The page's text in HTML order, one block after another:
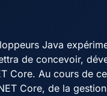
Java
de concevoir,
Core. Au cours de
Core, de la